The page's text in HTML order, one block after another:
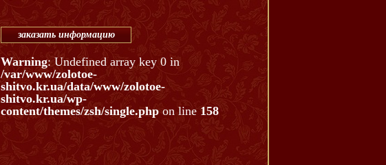
заказать информацию
Warning: Undefined array key 0 in
/var/www/zolotoe-
shitvo.kr.ua/data/www/zolotoe-
shitvo.kr.ua/wp-
content/themes/zsh/single.php on line158